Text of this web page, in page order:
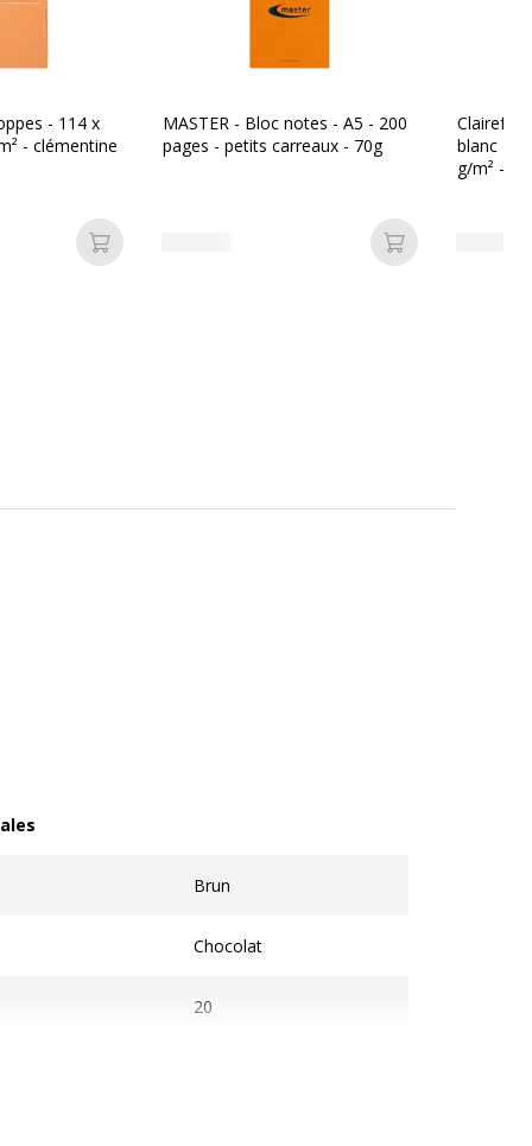
- 114 x
- clémentine
Ajouter au panier
MASTER - Bloc notes - A5 - 200
pages - petits carreaux - 70g
Ajouter au
blanc -
g/m² -
Brun
Chocolat
20